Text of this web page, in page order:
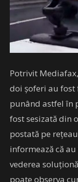
Potrivit
doi şoferi au
punând astfel în
fost sesizată din
postată pe
informează că
vederea
poate observa